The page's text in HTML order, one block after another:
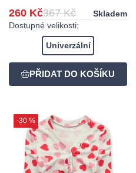
260 Kč367 Kč
Skladem
Dostupné velikosti:
Univerzální
-30 %